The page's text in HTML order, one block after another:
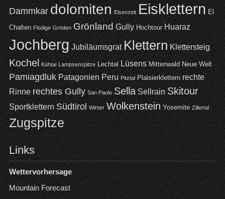
Dammkar dolomiten Eisenzeit Eisklettern El
Chalten Flodige Gröden Grönland Gully Hochtour Huaraz
Jochberg Jubiläumsgrat Klettern Klettersteig
Kochel Kühtai Lampsenspitze Lechtal Lüsens Mittenwald Neue Welt
Pamiagdluk Patagonien Peru Pitztal Plaisierklettern rechte
Rinne rechtes Gully San Paolo Sella Sellrain Skitour
Sportklettern Südtirol Winter Wolkenstein Yosemite Zillertal
Zugspitze
Links
Wettervorhersage
Mountain Forecast